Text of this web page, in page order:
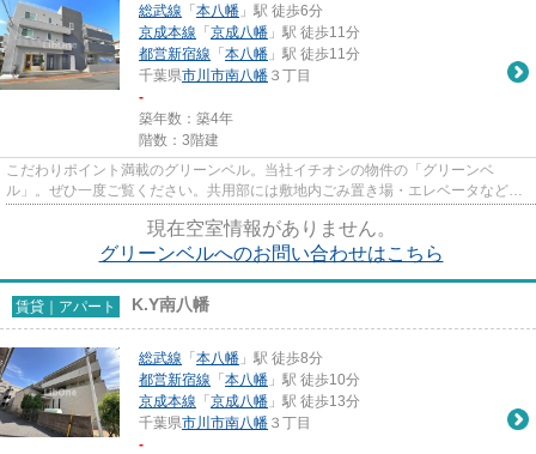
総武線 「 本八幡 」駅 徒歩6分
京成本線 「 京成八幡 」駅 徒歩11分
都営新宿線 「 本八幡 」駅 徒歩11分
千葉県市川市南八幡 ３丁目
-
築年数：築4年
階数：3階建
こだわりポイント満載のグリーンベル。当社イチオシの物件の「グリーンベ
ル」。ぜひ一度ご覧ください。共用部には敷地内ごみ置き場・エレベータなどが
現在空室情報がありません。
グリーンベルへのお問い合わせはこちら
賃貸｜アパート K.Y南八幡
総武線 「 本八幡 」駅 徒歩8分
都営新宿線 「 本八幡 」駅 徒歩10分
京成本線 「 京成八幡 」駅 徒歩13分
千葉県市川市南八幡 ３丁目
-